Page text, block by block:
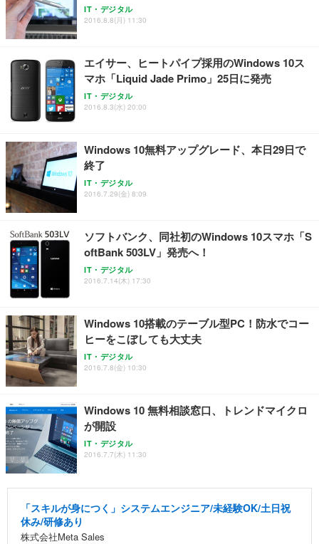
IT・デジタル
2016.8.8(月) 11:30
エイサー、ヒートパイプ採用のWindows 10ス
マホ「Liquid Jade Primo」25日に発売
IT・デジタル
2016.8.3(水) 20:00
Windows 10無料アップグレード、本日29日で
終了
IT・デジタル
2016.7.29(金) 8:09
ソフトバンク、同社初のWindows 10スマホ「S
oftBank 503LV」発売へ！
IT・デジタル
2016.7.14(木) 17:30
Windows 10搭載のテーブル型PC！防水でコー
ヒーをこぼしても大丈夫
IT・デジタル
2016.7.8(金) 10:30
Windows 10 無料相談窓口、トレンドマイクロ
が開設
IT・デジタル
2016.7.7(木) 11:30
「スキルが身につく」システムエンジニア/未経験OK/土日祝
休み/研修あり
株式会社Meta Sales